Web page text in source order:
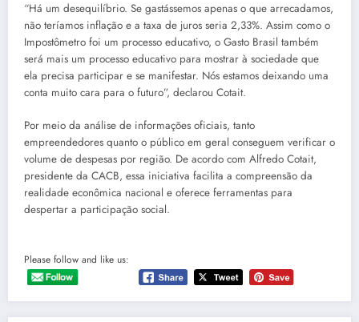
“Há um desequilíbrio. Se gastássemos apenas o que arrecadamos,
não teríamos inflação e a taxa de juros seria 2,33%. Assim como o
Impostômetro foi um processo educativo, o Gasto Brasil também
será mais um processo educativo para mostrar à sociedade que
ela precisa participar e se manifestar. Nós estamos deixando uma
conta muito cara para o futuro”, declarou Cotait.
Por meio da análise de informações oficiais, tanto
empreendedores quanto o público em geral conseguem verificar o
volume de despesas por região. De acordo com Alfredo Cotait,
presidente da CACB, essa iniciativa facilita a compreensão da
realidade econômica nacional e oferece ferramentas para
despertar a participação social.
Please follow and like us: